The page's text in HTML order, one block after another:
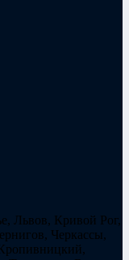
Львов, Кривой Рог,
Черкассы,